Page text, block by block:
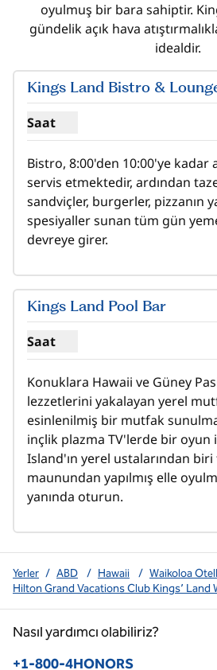
oyulmuş bir bara sahiptir.
gündelik açık hava
idealdir.
Kings Land Bistro &
Saat
Kings Land Bistro ve Lounge için
Bistro, 8:00'den 10:00'ye kadar
servis etmektedir, ardından
sandviçler, burgerler, pizzanın
spesiyaller sunan tüm gün
devreye girer.
Kings Land Pool Bar
Saat
Kings Land Pool Bar için saat göster
Konuklara Hawaii ve Güney
lezzetlerini yakalayan yerel
esinlenilmiş bir mutfak
inçlik plazma TV'lerde bir oyun
Island'ın yerel ustalarından
maunundan yapılmış elle
yanında oturun.
Yerler / ABD / Hawaii / Waikoloa
Hilton Grand Vacations Club Kings’ Land
Nasıl yardımcı olabiliriz?
Telefon:
+1-800-4HONORS